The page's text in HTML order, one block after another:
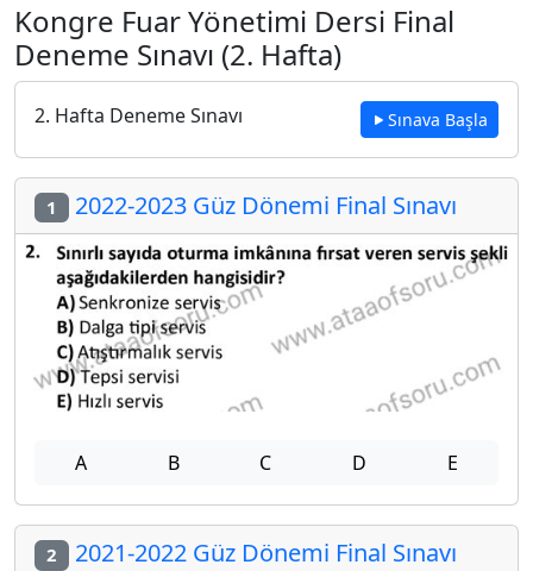
Kongre Fuar Yönetimi Dersi Final
Deneme Sınavı (2. Hafta)
2. Hafta Deneme Sınavı Sınava Başla
1 2022-2023 Güz Dönemi Final Sınavı
A B C D E
2 2021-2022 Güz Dönemi Final Sınavı